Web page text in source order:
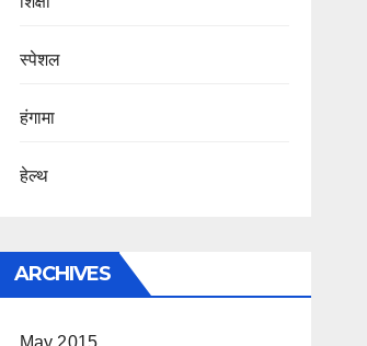
स्पेशल
हंगामा
हेल्थ
ARCHIVES
May 2015